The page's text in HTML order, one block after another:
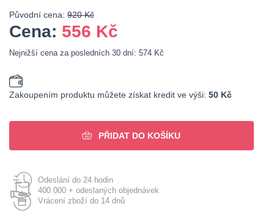
Původní cena: 920 Kč
Cena: 556 Kč
Nejnižší cena za posledních 30 dní: 574 Kč
Zakoupením produktu můžete získat kredit ve výši: 50 Kč
PŘIDAT DO KOŠÍKU
Odeslání do 24 hodin
400 000 + odeslaných objednávek
Vrácení zboží do 14 dnů